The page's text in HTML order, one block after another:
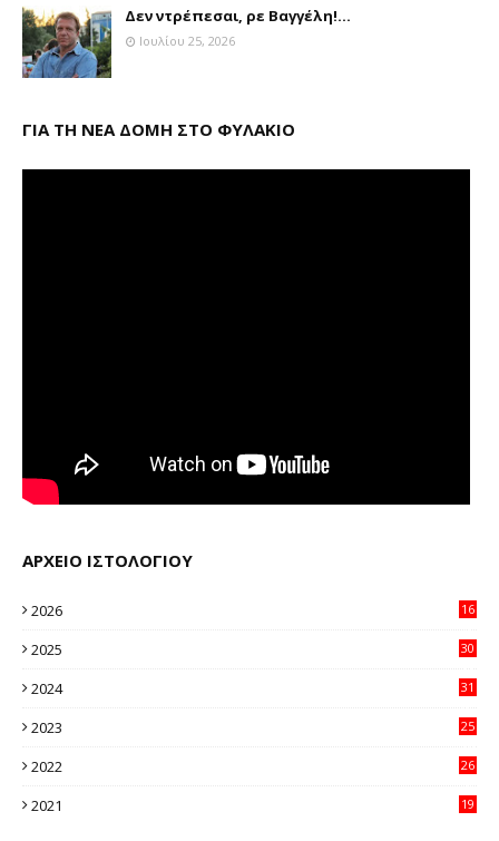
Δεν ντρέπεσαι, ρε Βαγγέλη!...
Ιουλίου 25, 2026
ΓΙΑ ΤΗ ΝΕΑ ΔΟΜΗ ΣΤΟ ΦΥΛΑΚΙΟ
ΑΡΧΕΙΟ ΙΣΤΟΛΟΓΙΟΥ
2026
16
2025
30
2024
31
2023
25
2022
26
2021
19